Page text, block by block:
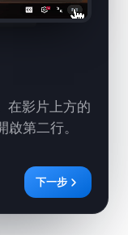
在影片上方的
第二行。
下一步